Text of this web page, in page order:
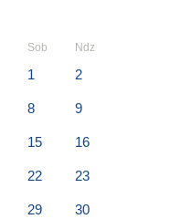
Sob Ndz
1 2
8 9
15 16
22 23
29 30